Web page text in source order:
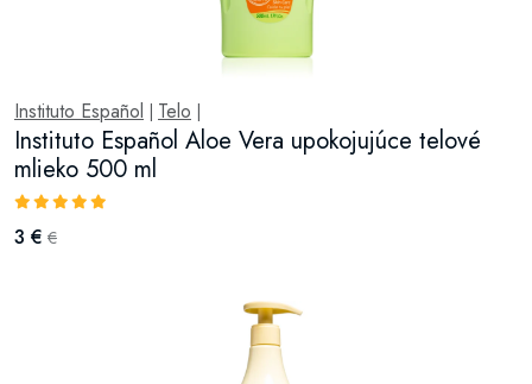
Instituto Español Telo
Instituto Español Aloe Vera upokojujúce telové
mlieko 500 ml
3 € €